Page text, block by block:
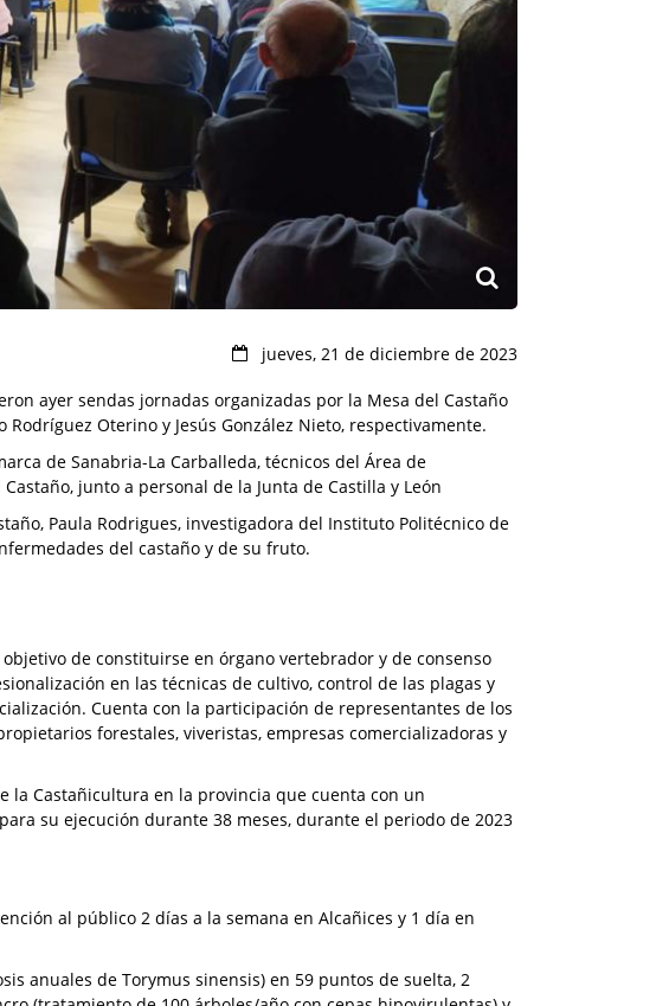
jueves, 21 de diciembre de 2023
ayer sendas jornadas organizadas por la Mesa del Castaño
Oterino y Jesús González Nieto, respectivamente.
de Sanabria-La Carballeda, técnicos del Área de
junto a personal de la Junta de Castilla y León
Paula Rodrigues, investigadora del Instituto Politécnico de
del castaño y de su fruto.
de constituirse en órgano vertebrador y de consenso
en las técnicas de cultivo, control de las plagas y
Cuenta con la participación de representantes de los
forestales, viveristas, empresas comercializadoras y
la Castañicultura en la provincia que cuenta con un
su ejecución durante 38 meses, durante el periodo de 2023
al público 2 días a la semana en Alcañices y 1 día en
anuales de Torymus sinensis) en 59 puntos de suelta, 2